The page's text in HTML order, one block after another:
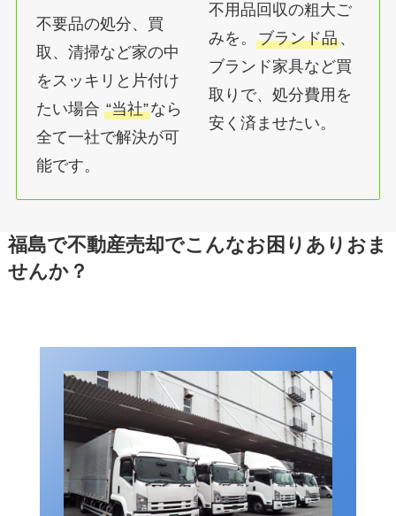
不要品の処分、買
取、清掃など家の中
をスッキリと片付け
たい場合“当社”なら
全て一社で解決が可
能です。
不用品回収の粗大ご
みを。ブランド品、
ブランド家具など買
取りで、処分費用を
安く済ませたい。
福島で不動産売却でこんなお困りありおま
せんか？